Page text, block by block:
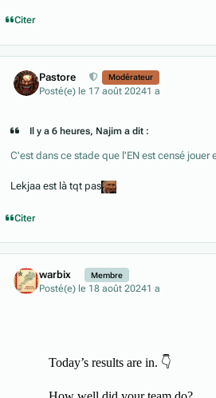
Citer
Pastore Modérateur
Posté(e) le 17 août 20241 a
Il y a 6 heures, Najim a dit :
C'est dans ce stade que l'EN est censé jouer
Lekjaa est là tqt pas
Citer
warbix Membre
Posté(e) le 18 août 20241 a